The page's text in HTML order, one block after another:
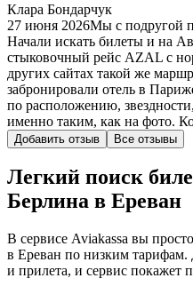
Клара Бондарчук
27 июня 2026Мы с подругой
Начали искать билеты и на
стыковочный рейс AZAL с
других сайтах такой же
забронировали отель в
по расположению,
именно таким, как на фото.
Добавить отзыв Все отзывы
Легкий поиск
Берлина в Ереван
В сервисе Aviakassa вы
в Ереван по низким тарифам.
и прилета, и сервис